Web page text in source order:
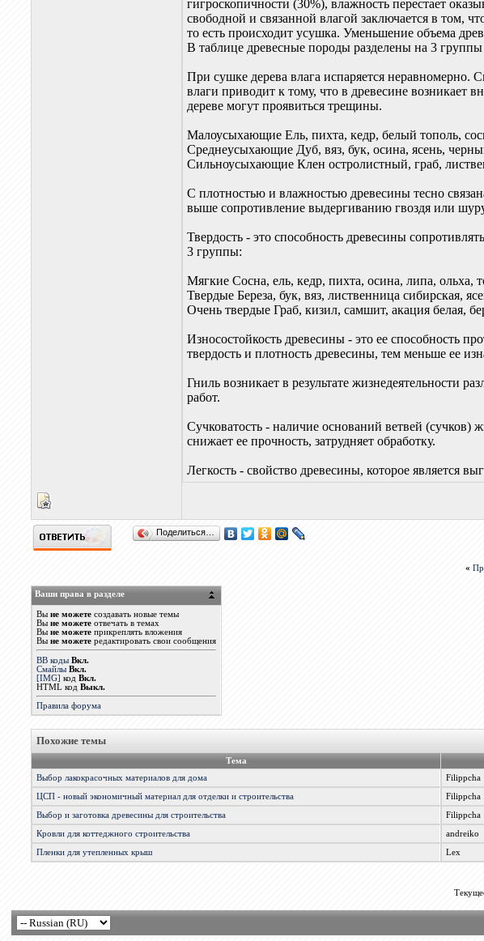
гигроскопичности (30%), влажность перестает
свободной и связанной влагой заключается в том,
то есть происходит усушка. Уменьшение объема
В таблице древесные породы разделены на 3
При сушке дерева влага испаряется неравномерно.
влаги приводит к тому, что в древесине возникает
дереве могут проявиться трещины.
Малоусыхающие Ель, пихта, кедр, белый тополь,
Среднеусыхающие Дуб, вяз, бук, осина, ясень,
Сильноусыхающие Клен остролистный, граб,
С плотностью и влажностью древесины тесно
выше сопротивление выдергиванию гвоздя или
Твердость - это способность древесины
3 группы:
Мягкие Сосна, ель, кедр, пихта, осина, липа, ольха,
Твердые Береза, бук, вяз, лиственница сибирская,
Очень твердые Граб, кизил, самшит, акация белая,
Износостойкость древесины - это ее способность
твердость и плотность древесины, тем меньше ее
Гниль возникает в результате жизнедеятельности
работ.
Сучковатость - наличие оснований ветвей (сучков)
снижает ее прочность, затрудняет обработку.
Легкость - свойство древесины, которое является
Поделиться…
«
Ваши права в разделе
Выне можете создавать новые темы
Выне можете отвечать в темах
Выне можете прикреплять вложения
Выне можете редактировать свои сообщения
BB коды Вкл.
Смайлы Вкл.
[IMG] кодВкл.
HTML кодВыкл.
Правила форума
Похожие темы
Тема
Выбор лакокрасочных материалов для дома
Filippcha
ЦСП - новый экономичный материал для отделки и строительства Filippcha
Выбор и заготовка древесины для строительства Filippcha
Кровли для коттеджного строительства andreiko
Пленки для утепленных крыш Lex